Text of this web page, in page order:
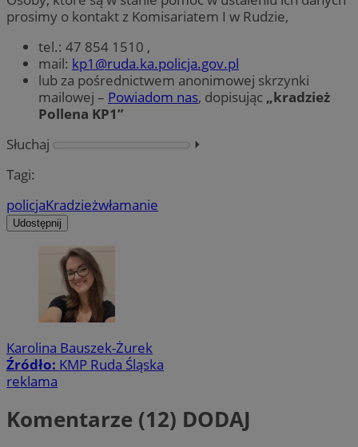
prosimy o kontakt z Komisariatem I w Rudzie,
tel.: 47 854 1510 ,
mail: kp1@ruda.ka.policja.gov.pl
lub za pośrednictwem anonimowej skrzynki
mailowej – Powiadom nas, dopisując „kradzież
Pollena KP1”
Słuchaj
⏵︎
Tagi:
policjaKradzieżwłamanie
Udostępnij
Karolina Bauszek-Żurek
Źródło: KMP Ruda Śląska
reklama
Komentarze (12) DODAJ